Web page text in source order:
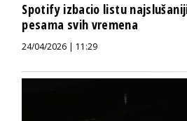
Spotify izbacio listu
pesama svih vremena
24/04/2026 | 11:29